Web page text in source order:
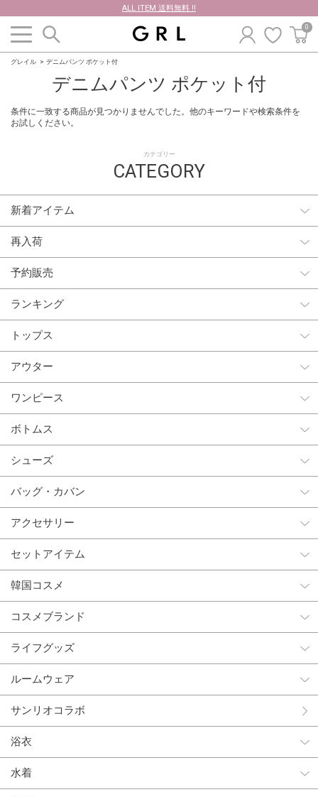
ALL ITEM 送料無料 !!
0
グレイル デニムパンツ ポケット付
カテゴリー
CATEGORY
新着アイテム
再入荷
予約販売
ランキング
トップス
アウター
ワンピース
ボトムス
シューズ
バッグ・カバン
アクセサリー
セットアイテム
韓国コスメ
コスメブランド
ライフグッズ
ルームウェア
サンリオコラボ
浴衣
水着
デニムパンツ ポケット付
条件に一致する商品が見つかりませんでした。他のキーワードや検索条件を
お試しください。